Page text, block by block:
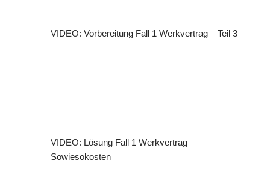
VIDEO: Vorbereitung Fall 1 Werkvertrag – Teil 3
VIDEO: Lösung Fall 1 Werkvertrag –
Sowiesokosten